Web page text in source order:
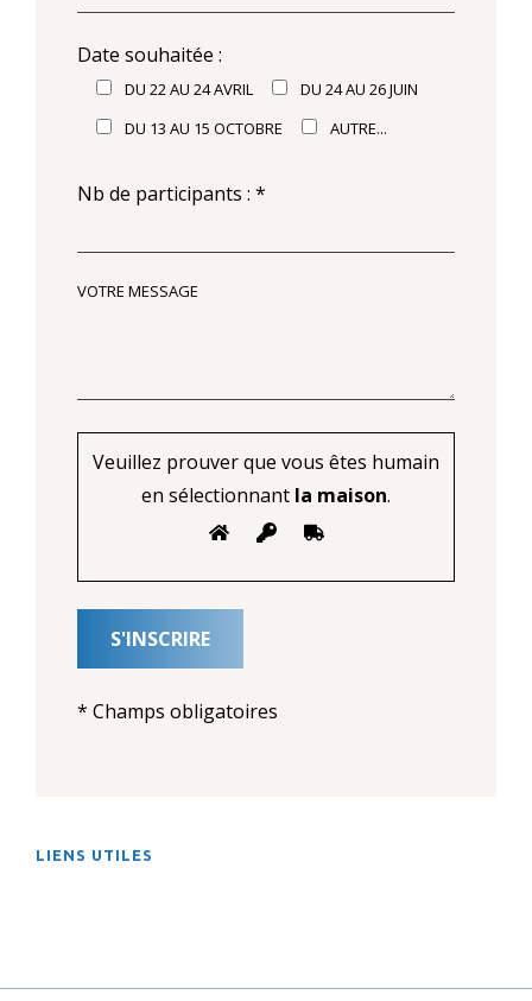
Date souhaitée :
DU 22 AU 24 AVRIL
DU 24 AU 26 JUIN
DU 13 AU 15 OCTOBRE
AUTRE...
Nb de participants : *
VOTRE MESSAGE
Veuillez prouver que vous êtes humain
en sélectionnant la maison.
* Champs obligatoires
LIENS UTILES